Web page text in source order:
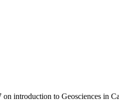
introduction to Geosciences in